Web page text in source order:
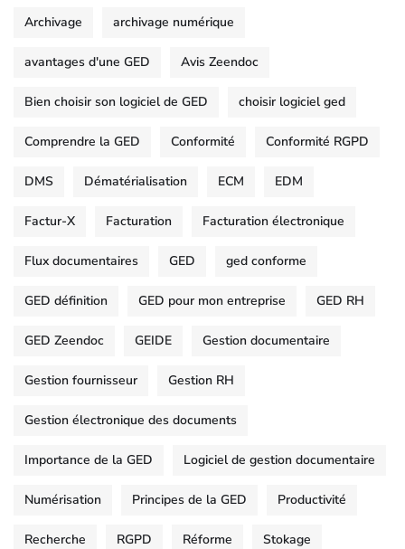
Archivage archivage numérique
avantages d'une GED Avis Zeendoc
Bien choisir son logiciel de GED choisir logiciel ged
Comprendre la GED Conformité Conformité RGPD
DMS Dématérialisation ECM EDM
Factur-X Facturation Facturation électronique
Flux documentaires GED ged conforme
GED définition GED pour mon entreprise GED RH
GED Zeendoc GEIDE Gestion documentaire
Gestion fournisseur Gestion RH
Gestion électronique des documents
Importance de la GED Logiciel de gestion documentaire
Numérisation Principes de la GED Productivité
Recherche RGPD Réforme Stokage